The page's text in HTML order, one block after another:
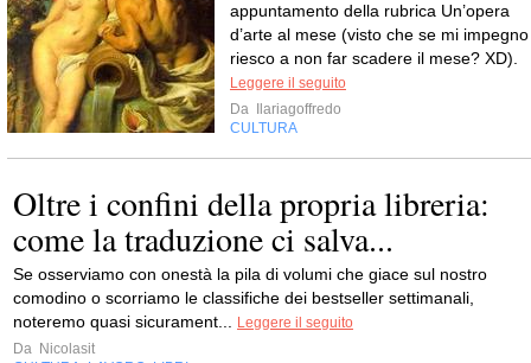
appuntamento della rubrica Un’opera
d’arte al mese (visto che se mi impegno
riesco a non far scadere il mese? XD).
Leggere il seguito
Da
Ilariagoffredo
CULTURA
Oltre i confini della propria libreria:
come la traduzione ci salva...
Se osserviamo con onestà la pila di volumi che giace sul nostro
comodino o scorriamo le classifiche dei bestseller settimanali,
noteremo quasi sicurament...
Leggere il seguito
Da Nicolasit